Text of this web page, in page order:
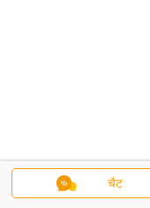
चैट